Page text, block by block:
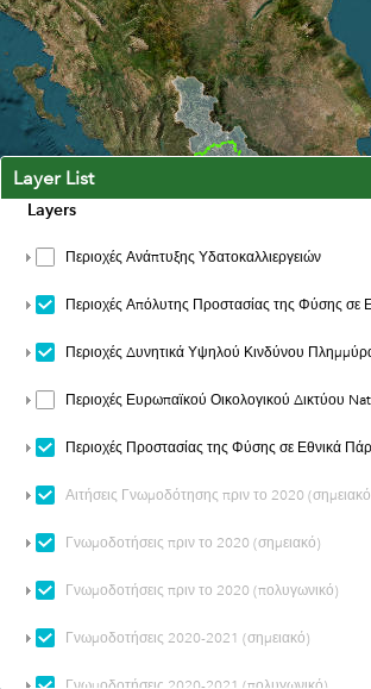
60mi
Layer List
Layers
Περιοχές Ανάπτυξης Υδατοκαλλιεργειών
Περιοχές Απόλυτης Προστασίας της Φύσης σε
Περιοχές Δυνητικά Υψηλού Κινδύνου
Περιοχές Ευρωπαϊκού Οικολογικού Δικτύου
Περιοχές Προστασίας της Φύσης σε Εθνικά
Αιτήσεις Γνωμοδότησης πριν το 2020
Γνωμοδοτήσεις πριν το 2020 (σημειακό)
Γνωμοδοτήσεις πριν το 2020 (πολυγωνικό)
Γνωμοδοτήσεις 2020-2021 (σημειακό)